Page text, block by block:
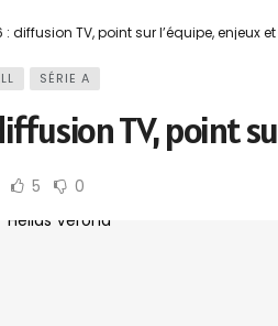
diffusion TV, point sur l’équipe, enjeux
SÉRIE A
TV, point
5 0